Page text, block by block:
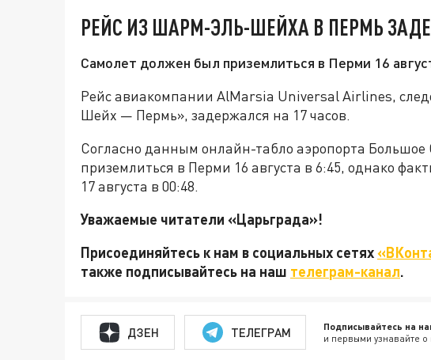
РЕЙС ИЗ ШАРМ-ЭЛЬ-ШЕЙХА В ПЕРМЬ
Самолет должен был приземлиться в Перми 16
Рейс авиакомпании AlMarsia Universal Airlines,
Шейх — Пермь», задержался на 17 часов.
Согласно данным онлайн-табло аэропорта
приземлиться в Перми 16 августа в 6:45, однако
17 августа в 00:48.
Уважаемые читатели «Царьграда»!
Присоединяйтесь к нам в социальных сетях
также подписывайтесь на наш телеграм-канал.
ДЗЕН ТЕЛЕГРАМ Подписывайтесь на
и первыми узнавайте